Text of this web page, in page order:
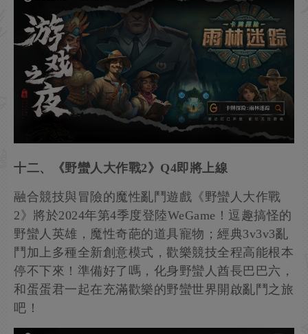
十二、《野蠻人大作戰2》Q4即將上線
融合競技與冒險的魔性亂鬥遊戲《野蠻人大作戰
2》將於2024年第4季度登陸WeGame！逗趣搞怪的
野蠻人英雄，魔性奇葩的道具寵物；經典3v3v3亂
鬥加上多種全新創意模式，歡樂競技全程高能根本
停不下來！準備好了嗎，化身野蠻人酋長巴巴六，
和蛋蛋君一起在充滿歡樂的野蠻世界開啟亂鬥之旅
吧！